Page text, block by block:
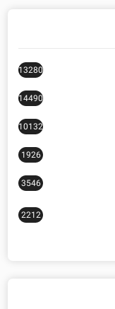
13280
14490
10132
1926
3546
2212